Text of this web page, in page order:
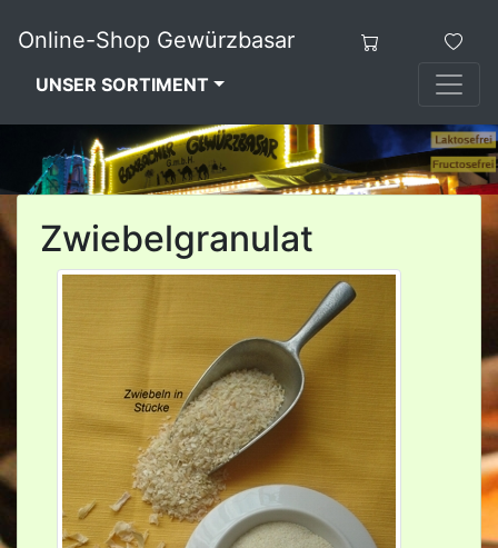
Online-Shop Gewürzbasar
UNSER SORTIMENT
Zwiebelgranulat